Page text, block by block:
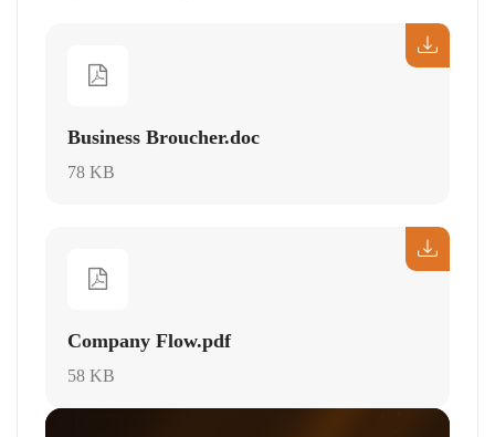
Business Broucher.doc
78 KB
Company Flow.pdf
58 KB